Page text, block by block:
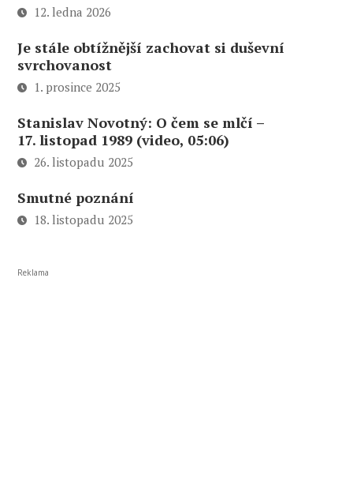
12. ledna 2026
Je stále obtížnější zachovat si duševní
svrchovanost
1. prosince 2025
Stanislav Novotný: O čem se mlčí –
17. listopad 1989 (video, 05:06)
26. listopadu 2025
Smutné poznání
18. listopadu 2025
Reklama